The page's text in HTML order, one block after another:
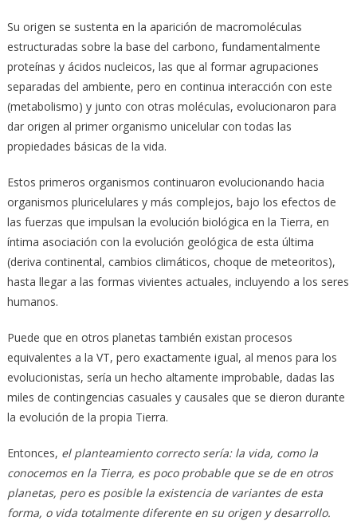
Su origen se sustenta en la aparición de macromoléculas
estructuradas sobre la base del carbono, fundamentalmente
proteínas y ácidos nucleicos, las que al formar agrupaciones
separadas del ambiente, pero en continua interacción con este
(metabolismo) y junto con otras moléculas, evolucionaron para
dar origen al primer organismo unicelular con todas las
propiedades básicas de la vida.
Estos primeros organismos continuaron evolucionando hacia
organismos pluricelulares y más complejos, bajo los efectos de
las fuerzas que impulsan la evolución biológica en la Tierra, en
íntima asociación con la evolución geológica de esta última
(deriva continental, cambios climáticos, choque de meteoritos),
hasta llegar a las formas vivientes actuales, incluyendo a los seres
humanos.
Puede que en otros planetas también existan procesos
equivalentes a la VT, pero exactamente igual, al menos para los
evolucionistas, sería un hecho altamente improbable, dadas las
miles de contingencias casuales y causales que se dieron durante
la evolución de la propia Tierra.
Entonces, el planteamiento correcto sería: la vida, como la
conocemos en la Tierra, es poco probable que se de en otros
planetas, pero es posible la existencia de variantes de esta
forma, o vida totalmente diferente en su origen y desarrollo.